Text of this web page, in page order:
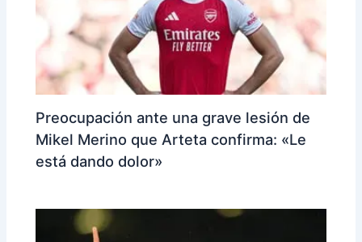
Preocupación ante una grave lesión de
Mikel Merino que Arteta confirma: «Le
está dando dolor»